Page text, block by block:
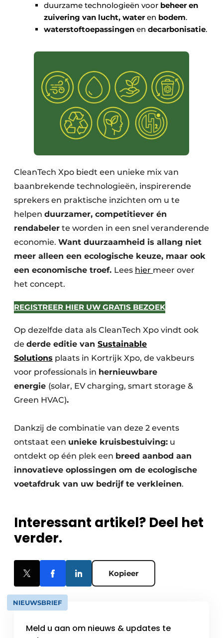
duurzame technologieën voor beheer en
zuivering van lucht, water en bodem.
waterstoftoepassingen en decarbonisatie.
CleanTech Xpo biedt een unieke mix van
baanbrekende technologieën, inspirerende
sprekers en praktische inzichten om u te
helpen duurzamer, competitiever én
rendabeler te worden in een snel veranderende
economie. Want duurzaamheid is allang niet
meer alleen een ecologische keuze, maar ook
een economische troef. Lees hier meer over
het concept.
REGISTREER HIER UW GRATIS BEZOEK
Op dezelfde data als CleanTech Xpo vindt ook
de derde editie van Sustainable
Solutions plaats in Kortrijk Xpo, de vakbeurs
voor professionals in hernieuwbare
energie (solar, EV charging, smart storage &
Green HVAC).
Dankzij de combinatie van deze 2 events
ontstaat een unieke kruisbestuiving: u
ontdekt op één plek een breed aanbod aan
innovatieve oplossingen om de ecologische
voetafdruk van uw bedrijf te verkleinen.
Interessant artikel? Deel het
verder.
Kopieer
NIEUWSBRIEF
Meld u aan om nieuws & updates te